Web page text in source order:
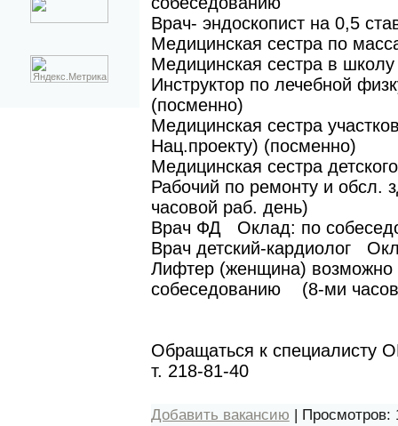
Врач- эндоскопист на 0,5
Медицинская сестра по
Медицинская сестра в
Инструктор по лечебной
(посменно)
Медицинская сестра
Нац.проекту) (посменно)
Медицинская сестра
Рабочий по ремонту и
часовой раб. день)
Врач ФД Оклад: по
Врач детский-кардиолог
Лифтер (женщина) возможно
собеседованию (8-ми
Обращаться к специалисту
т. 218-81-40
Добавить вакансию | Просмотров: